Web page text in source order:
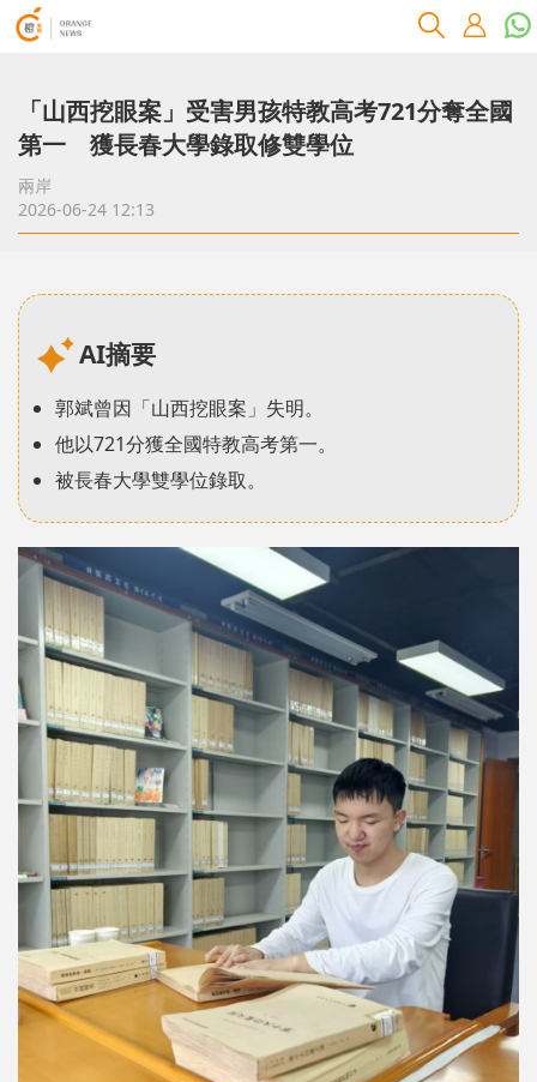
「山西挖眼案」受害男孩特教高考721分奪全國
第一 獲長春大學錄取修雙學位
兩岸
2026-06-24 12:13
AI摘要
郭斌曾因「山西挖眼案」失明。
他以721分獲全國特教高考第一。
被長春大學雙學位錄取。